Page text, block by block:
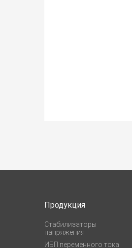
Продукция
Стабилизаторы
напряжения
ИБП переменного тока